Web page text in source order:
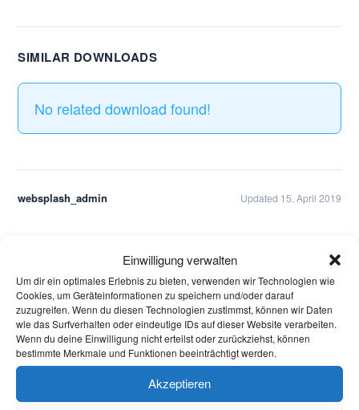
Einwilligung verwalten
Um dir ein optimales Erlebnis zu bieten, verwenden wir Technologien wie
Cookies, um Geräteinformationen zu speichern und/oder darauf
zuzugreifen. Wenn du diesen Technologien zustimmst, können wir Daten
wie das Surfverhalten oder eindeutige IDs auf dieser Website verarbeiten.
Wenn du deine Einwilligung nicht erteilst oder zurückziehst, können
bestimmte Merkmale und Funktionen beeinträchtigt werden.
Akzeptieren
SIMILAR DOWNLOADS
No related download found!
websplash_admin Updated 15. April 2019
Welcome Week und darüber hinaus: Onboarding
neuer internationaler Studierender
Warum Einsamkeit im Studium kein Versagen ist –
und was wirklich hilft
Protest in Düsseldorf: Studierende demonstrieren